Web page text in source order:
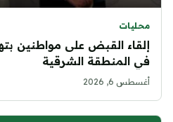
محليات
إلقاء القبض على مواطنين
في المنطقة الشرقية
أغسطس 6, 2026